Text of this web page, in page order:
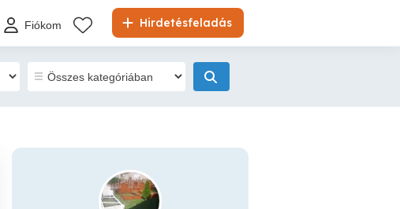
Hirdetésfeladás
Fiókom